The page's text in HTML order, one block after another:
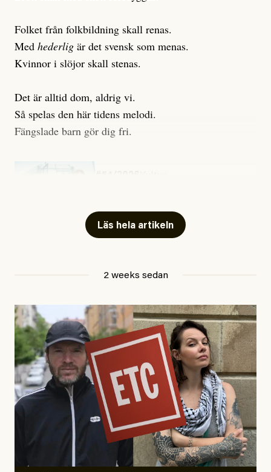
Folket från folkbildning skall renas.
Med hederlig är det svensk som menas.
Kvinnor i slöjor skall stenas.
Det är alltid dom, aldrig vi.
Så spelas den här tidens melodi.
Fängslade barn gör dig fri.
Läs hela artikeln
2 weeks sedan